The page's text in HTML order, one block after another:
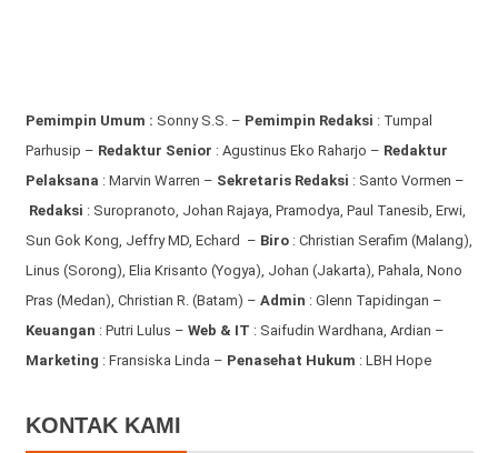
Pemimpin Umum : Sonny S.S. – Pemimpin Redaksi : Tumpal
Parhusip – Redaktur Senior : Agustinus Eko Raharjo – Redaktur
Pelaksana : Marvin Warren – Sekretaris Redaksi : Santo Vormen –
Redaksi : Suropranoto, Johan Rajaya, Pramodya, Paul Tanesib, Erwi,
Sun Gok Kong, Jeffry MD, Echard – Biro: Christian Serafim (Malang),
Linus (Sorong), Elia Krisanto (Yogya), Johan (Jakarta), Pahala, Nono
Pras (Medan), Christian R. (Batam) – Admin : Glenn Tapidingan –
Keuangan : Putri Lulus – Web & IT : Saifudin Wardhana, Ardian –
Marketing : Fransiska Linda – Penasehat Hukum : LBH Hope
KONTAK KAMI